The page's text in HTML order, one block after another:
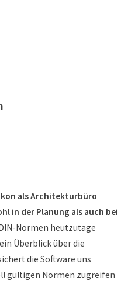
als Architekturbüro
in der Planung als auch bei
Normen heutzutage
Überblick über die
die Software uns
gültigen Normen zugreifen